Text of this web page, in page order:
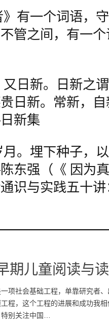
》有一个词语，
管之间，有一个
日新。日新之
日新。常新，
新集
。埋下种子，
东强（《 因为
识与实践五十讲
儿童阅读与
项社会基础工程，单靠研究者
程，这个工程的进展和成功我
别关注中国…